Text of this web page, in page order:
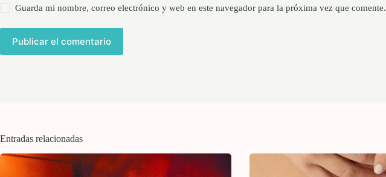
Guarda mi nombre, correo electrónico y web en este navegador para la próxima vez que comente.
Publicar el comentario
Entradas relacionadas